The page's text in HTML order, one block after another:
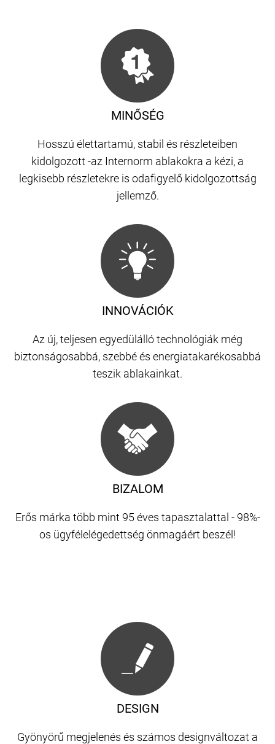
MINŐSÉG
Hosszú élettartamú, stabil és részleteiben
kidolgozott -az Internorm ablakokra a kézi, a
legkisebb részletekre is odafigyelő kidolgozottság
jellemző.
BIZALOM
Erős márka több mint 95 éves tapasztalattal - 98%-
os ügyfélelégedettség önmagáért beszél!
INNOVÁCIÓK
Az új, teljesen egyedülálló technológiák még
biztonságosabbá, szebbé és energiatakarékosabbá
teszik ablakainkat.
DESIGN
Gyönyörű megjelenés és számos designváltozat a